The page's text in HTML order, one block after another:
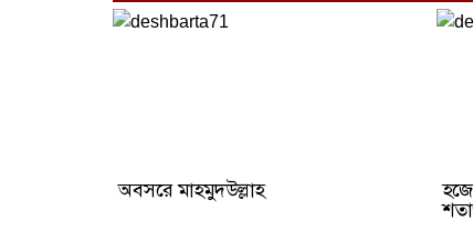
অবসরে মাহমুদউল্লাহ